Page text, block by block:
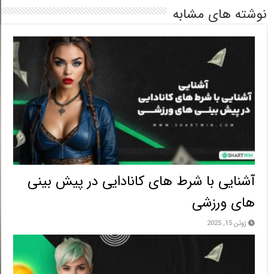
های مشابه
آشنایی با شرط های کانادایی در پیش بینی
های ورزشی
ژوئن 15, 2025